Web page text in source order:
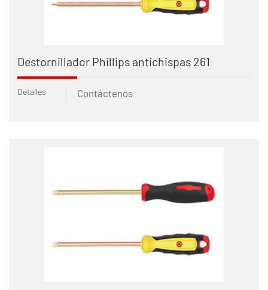
Destornillador Phillips antichispas 261
Detalles Contáctenos